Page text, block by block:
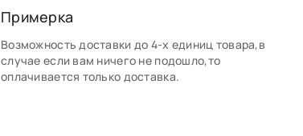
Примерка
Возможность доставки до 4-х единиц товара,в
случае если вам ничего не подошло,то
оплачивается только доставка.